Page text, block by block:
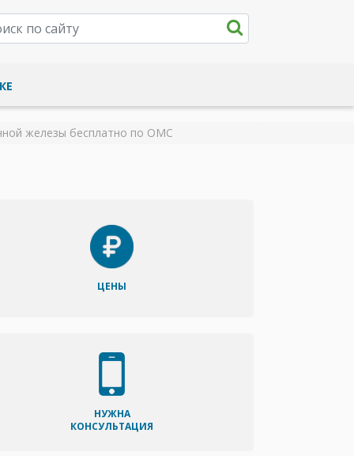
железы бесплатно по ОМС
ЦЕНЫ
НУЖНА
КОНСУЛЬТАЦИЯ